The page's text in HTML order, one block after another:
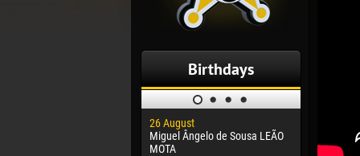
Birthdays
26 August
Miguel Ângelo de Sousa LEÃO
MOTA
Dhoraso